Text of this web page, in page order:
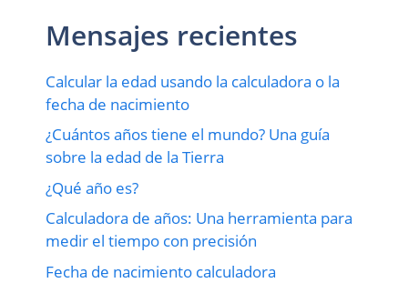
Mensajes recientes
Calcular la edad usando la calculadora o la
fecha de nacimiento
¿Cuántos años tiene el mundo? Una guía
sobre la edad de la Tierra
¿Qué año es?
Calculadora de años: Una herramienta para
medir el tiempo con precisión
Fecha de nacimiento calculadora